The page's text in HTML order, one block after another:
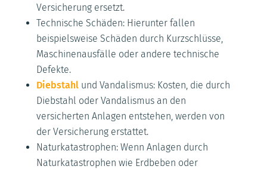
Versicherung ersetzt.
Technische Schäden: Hierunter fallen
beispielsweise Schäden durch Kurzschlüsse,
Maschinenausfälle oder andere technische
Defekte.
Diebstahlund Vandalismus: Kosten, die durch
Diebstahl oder Vandalismus an den
versicherten Anlagen entstehen, werden von
der Versicherung erstattet.
Naturkatastrophen: Wenn Anlagen durch
Naturkatastrophen wie Erdbeben oder